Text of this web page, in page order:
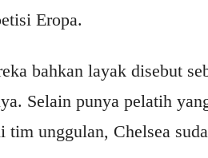
Eropa.
bahkan layak disebut
Selain punya pelatih
tim unggulan, Chelsea